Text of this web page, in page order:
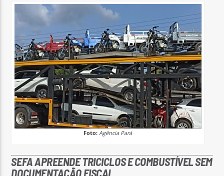
Foto: Agência Pará
SEFA APREENDE TRICICLOS E COMBUSTÍVEL SEM
DOCUMENTAÇÃO FISCAL